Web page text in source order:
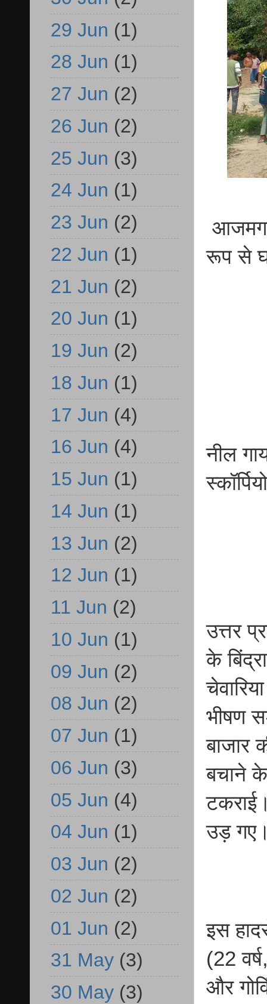
रूप से
नील
स्कॉर्पियो
उत्तर
के
भीषण
बाजार
बचाने
उड़
इस
(22
और
29 Jun (1)
28 Jun (1)
27 Jun (2)
26 Jun (2)
25 Jun (3)
24 Jun (1)
23 Jun (2)
22 Jun (1)
21 Jun (2)
20 Jun (1)
19 Jun (2)
18 Jun (1)
17 Jun (4)
16 Jun (4)
15 Jun (1)
14 Jun (1)
13 Jun (2)
12 Jun (1)
11 Jun (2)
10 Jun (1)
09 Jun (2)
08 Jun (2)
07 Jun (1)
06 Jun (3)
05 Jun (4)
04 Jun (1)
03 Jun (2)
02 Jun (2)
01 Jun (2)
31 May (3)
30 May (3)